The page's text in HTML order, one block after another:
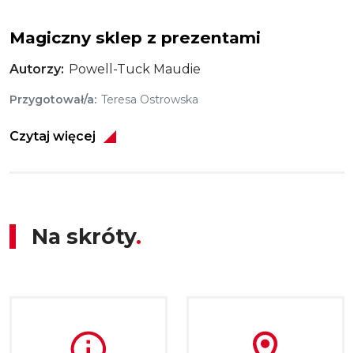
Magiczny sklep z prezentami
Autorzy Powell-Tuck Maudie
Przygotował/a Teresa Ostrowska
Czytaj więcej
Na skróty